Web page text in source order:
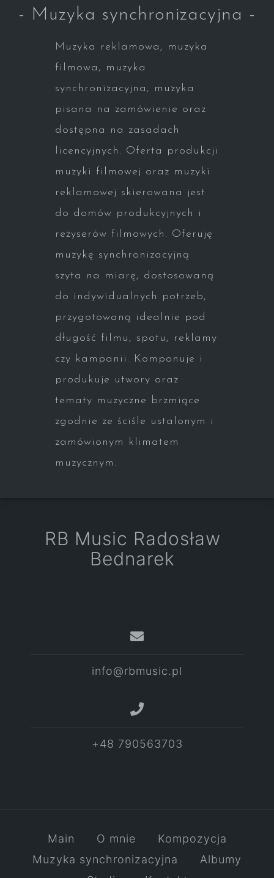
- Muzyka synchronizacyjna -
Muzyka reklamowa, muzyka
filmowa, muzyka
synchronizacyjna, muzyka
pisana na zamówienie oraz
dostępna na zasadach
licencyjnych. Oferta produkcji
muzyki filmowej oraz muzyki
reklamowej skierowana jest
do domów produkcyjnych i
reżyserów filmowych. Oferuję
muzykę synchronizacyjną
szyta na miarę, dostosowaną
do indywidualnych potrzeb,
przygotowaną idealnie pod
długość filmu, spotu, reklamy
czy kampanii. Komponuje i
produkuje utwory oraz
tematy muzyczne brzmiące
zgodnie ze ściśle ustalonym i
zamówionym klimatem
muzycznym.
RB Music Radosław
Bednarek
info@rbmusic.pl
+48 790563703
Main O mnie
Kompozycja
Muzyka synchronizacyjna
Albumy